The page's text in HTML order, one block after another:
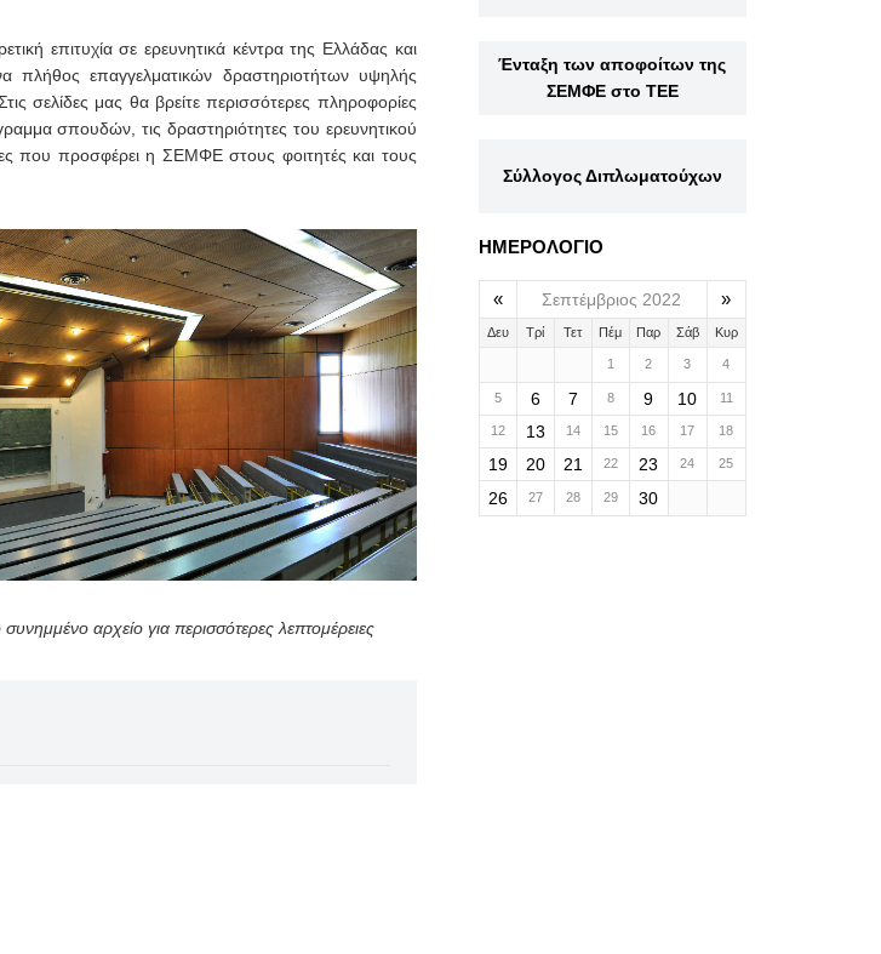
επιτυχία σε ερευνητικά κέντρα της Ελλάδας και
πλήθος επαγγελματικών δραστηριοτήτων υψηλής
σελίδες μας θα βρείτε περισσότερες πληροφορίες
σπουδών, τις δραστηριότητες του ερευνητικού
που προσφέρει η ΣΕΜΦΕ στους φοιτητές και τους
αρχείο για περισσότερες λεπτομέρειες
Ένταξη των αποφοίτων της
ΣΕΜΦΕ στο ΤΕΕ
Σύλλογος Διπλωματούχων
ΗΜΕΡΟΛΟΓΙΟ
« Σεπτέμβριος 2022 »
Δευ Τρί Τετ Πέμ Παρ Σάβ Κυρ
1 2 3 4
5 6 7 8 9 10 11
12 13 14 15 16 17 18
19 20 21 22 23 24 25
26 27 28 29 30